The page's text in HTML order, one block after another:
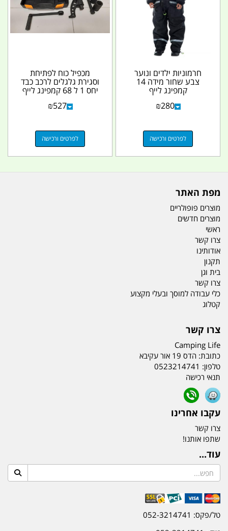
חרמוניות ילדים ונוער
צבע שחור מידה 14
קמפינג לייף
₪280
לפרטים ורכישה
מכפיל כוח לפתיחת
וסגירת גלגלים לרכב כבד
יחס 1 ל 68 קמפינג לייף
₪527
לפרטים ורכישה
מפת האתר
מוצרים פופולריים
מוצרים חדשים
ראשי
צרו קשר
אודותינו
תקנון
בית וגן
צרו קשר
כלי עבודה למוסך ובעלי מקצוע
קטלוג
צרו קשר
Camping Life
כתובת: הדס 19 אור עקיבא
טלפון: 0523214741
תנאי רכישה
עקבו אחרינו
צרו קשר
שתפו אותנו!
עוד...
טל/פקס: 052-3214741